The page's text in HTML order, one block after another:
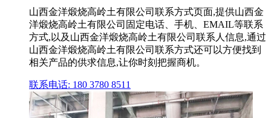
山西金洋煅烧高岭土有限公司联系方式页面,提供山西金
洋煅烧高岭土有限公司固定电话、手机、EMAIL等联系
方式,以及山西金洋煅烧高岭土有限公司联系人信息,通过
山西金洋煅烧高岭土有限公司联系方式还可以方便找到
相关产品的供求信息,让你时刻把握商机。
联系电话: 180 3780 8511